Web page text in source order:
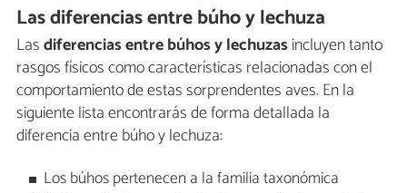
Las diferencias entre búho y lechuza
Lasdiferencias entre búhos y lechuzas incluyen tanto
rasgos físicos como características relacionadas con el
comportamiento de estas sorprendentes aves. En la
siguiente lista encontrarás de forma detallada la
diferencia entre búho y lechuza:
Los búhos pertenecen a la familia taxonómica